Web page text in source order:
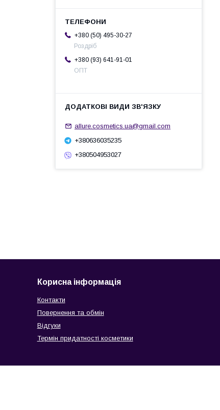
+380 (50) 495-30-27
Роздріб
+380 (93) 641-91-01
ОПТ
allure.cosmetics.ua@gmail.com
+380636035235
+380504953027
Корисна інформація
Контакти
Повернення та обмін
Відгуки
Термін придатності косметики